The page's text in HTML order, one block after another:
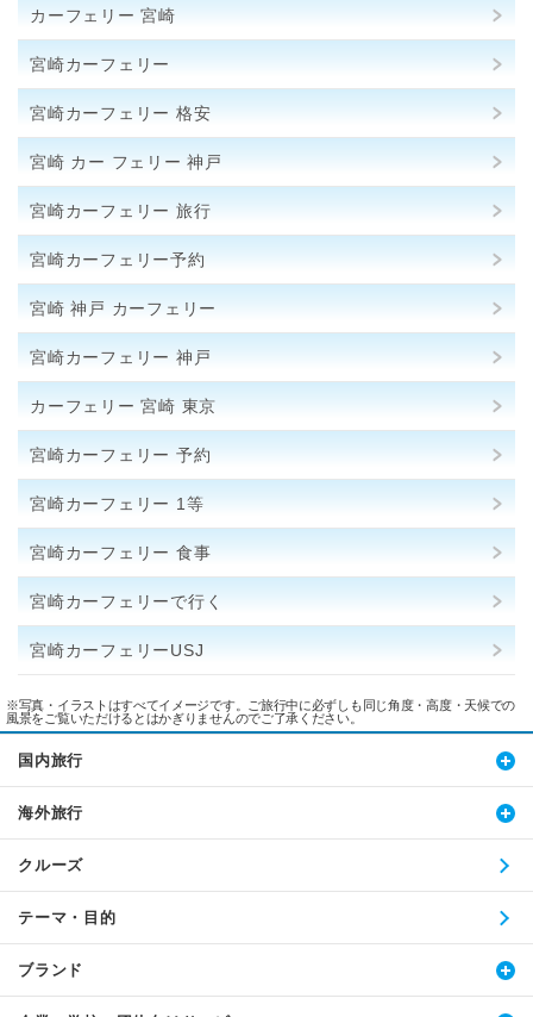
カーフェリー 宮崎
宮崎カーフェリー
宮崎カーフェリー 格安
宮崎 カー フェリー 神戸
宮崎カーフェリー 旅行
宮崎カーフェリー予約
宮崎 神戸 カーフェリー
宮崎カーフェリー 神戸
カーフェリー 宮崎 東京
宮崎カーフェリー 予約
宮崎カーフェリー 1等
宮崎カーフェリー 食事
宮崎カーフェリーで行く
宮崎カーフェリーUSJ
※写真・イラストはすべてイメージです。ご旅行中に必ずしも同じ角度・高度・天候での
風景をご覧いただけるとはかぎりませんのでご了承ください。
国内旅行
海外旅行
クルーズ
テーマ・目的
ブランド